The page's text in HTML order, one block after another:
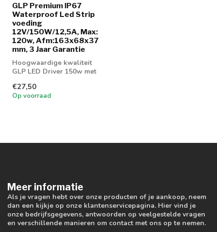
GLP Premium IP67
Waterproof Led Strip
voeding
12V/150W/12,5A, Max:
120w, Afm:163x68x37
mm, 3 Jaar Garantie
Hoogwaardige kwaliteit
GLP LED Driver 150w met
€27,50
Op voorraad
Meer informatie
Als je vragen hebt over onze producten of je aankoop, neem
dan een kijkje op onze klantenservicepagina. Hier vind je
onze bedrijfsgegevens, antwoorden op veelgestelde vragen
en verschillende manieren om contact met ons op te nemen.